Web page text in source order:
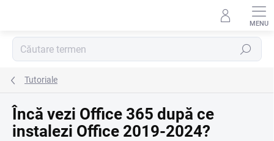
Căutare
Tutoriale
Încă vezi Office 365 după ce
instalezi Office 2019-2024?